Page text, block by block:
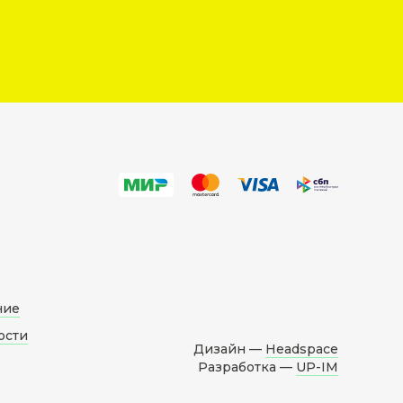
Дизайн — Headspace
Разработка — UP-IM